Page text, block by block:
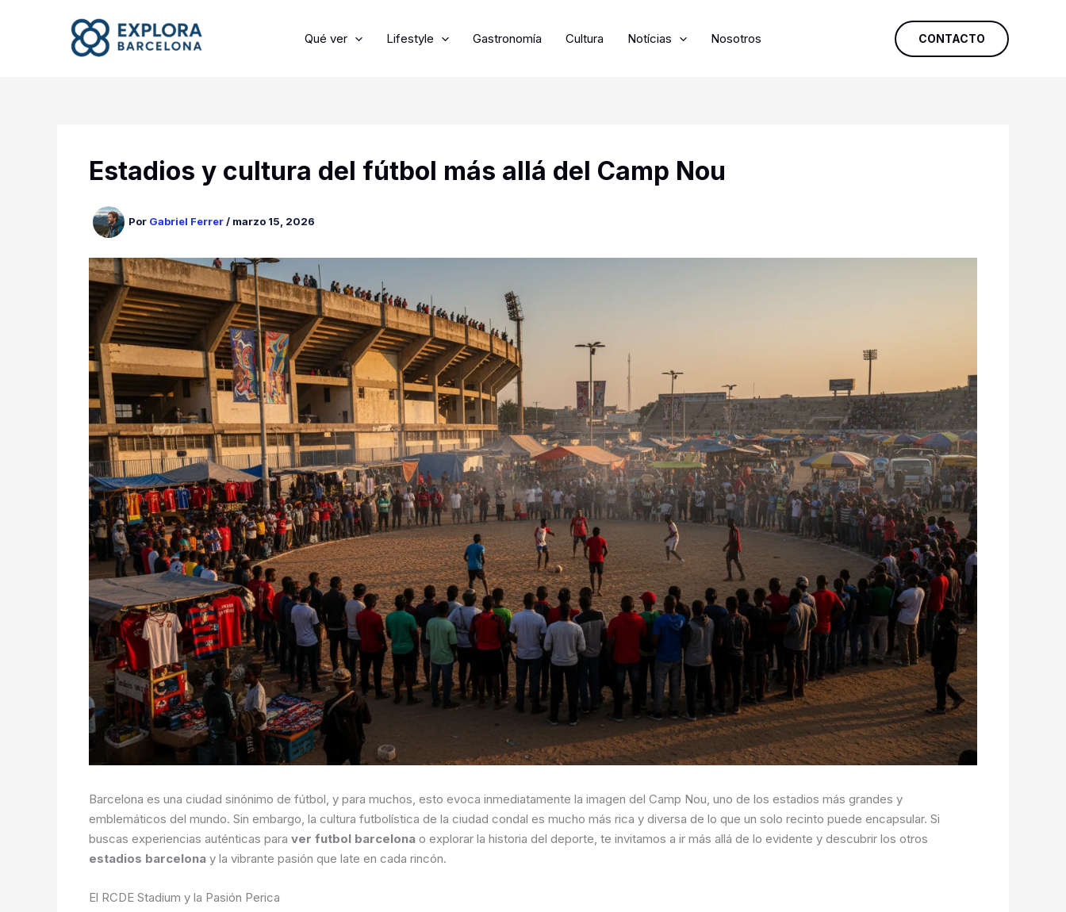
Qué ver Lifestyle Gastronomía Cultura Notícias Nosotros CONTACTO
Estadios y cultura del fútbol más allá del Camp Nou
Por Gabriel Ferrer/ marzo 15, 2026
Barcelona es una ciudad sinónimo de fútbol, y para muchos, esto evoca inmediatamente la imagen del Camp Nou, uno de los estadios más grandes y
emblemáticos del mundo. Sin embargo, la cultura futbolística de la ciudad condal es mucho más rica y diversa de lo que un solo recinto puede encapsular. Si
buscas experiencias auténticas para ver futbol barcelona o explorar la historia del deporte, te invitamos a ir más allá de lo evidente y descubrir los otros
estadios barcelona y la vibrante pasión que late en cada rincón.
El RCDE Stadium y la Pasión Perica